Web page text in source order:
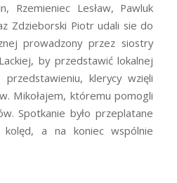
Rzemieniec Lesław, Pawluk
Zdzieborski Piotr udali sie do
prowadzony przez siostry
by przedstawić lokalnej
przedstawieniu, klerycy wzięli
Mikołajem, któremu pomogli
Spotkanie było przeplatane
kolęd, a na koniec wspólnie